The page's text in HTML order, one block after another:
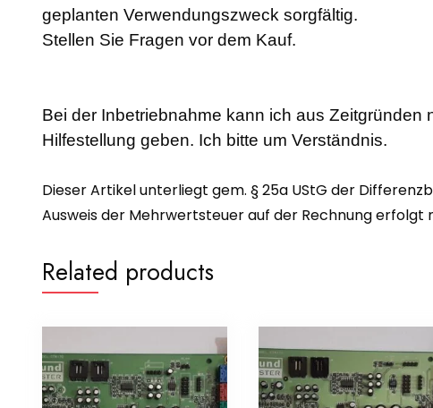
geplanten Verwendungszweck sorgfältig.
Stellen Sie Fragen vor dem Kauf.
Bei der Inbetriebnahme kann ich aus Zeitgründen
Hilfestellung geben. Ich bitte um Verständnis.
Dieser Artikel unterliegt gem. § 25a UStG der
Ausweis der Mehrwertsteuer auf der Rechnung erfolgt
Related products